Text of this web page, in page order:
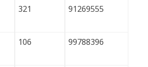
321 91269555
106 99788396